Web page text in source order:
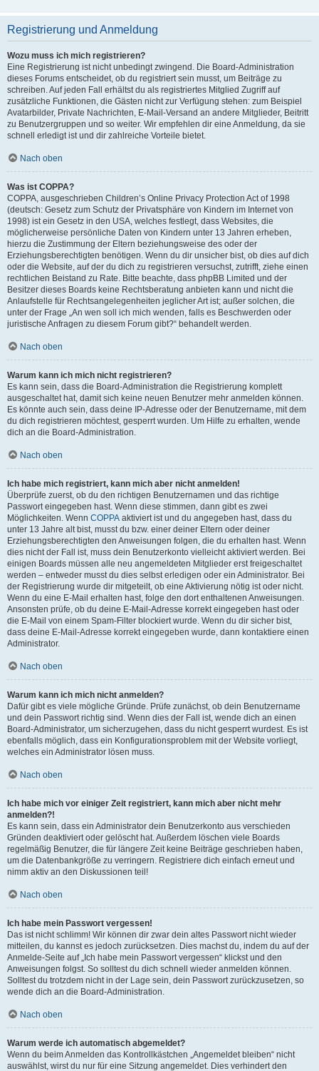
Registrierung und Anmeldung
Wozu muss ich mich registrieren?
Eine Registrierung ist nicht unbedingt zwingend. Die Board-Administration
dieses Forums entscheidet, ob du registriert sein musst, um Beiträge zu
schreiben. Auf jeden Fall erhältst du als registriertes Mitglied Zugriff auf
zusätzliche Funktionen, die Gästen nicht zur Verfügung stehen: zum Beispiel
Avatarbilder, Private Nachrichten, E-Mail-Versand an andere Mitglieder, Beitritt
zu Benutzergruppen und so weiter. Wir empfehlen dir eine Anmeldung, da sie
schnell erledigt ist und dir zahlreiche Vorteile bietet.
Nach oben
Was ist COPPA?
COPPA, ausgeschrieben Children’s Online Privacy Protection Act of 1998
(deutsch: Gesetz zum Schutz der Privatsphäre von Kindern im Internet von
1998) ist ein Gesetz in den USA, welches festlegt, dass Websites, die
möglicherweise persönliche Daten von Kindern unter 13 Jahren erheben,
hierzu die Zustimmung der Eltern beziehungsweise des oder der
Erziehungsberechtigten benötigen. Wenn du dir unsicher bist, ob dies auf dich
oder die Website, auf der du dich zu registrieren versuchst, zutrifft, ziehe einen
rechtlichen Beistand zu Rate. Bitte beachte, dass phpBB Limited und der
Besitzer dieses Boards keine Rechtsberatung anbieten kann und nicht die
Anlaufstelle für Rechtsangelegenheiten jeglicher Art ist; außer solchen, die
unter der Frage „An wen soll ich mich wenden, falls es Beschwerden oder
juristische Anfragen zu diesem Forum gibt?“ behandelt werden.
Nach oben
Warum kann ich mich nicht registrieren?
Es kann sein, dass die Board-Administration die Registrierung komplett
ausgeschaltet hat, damit sich keine neuen Benutzer mehr anmelden können.
Es könnte auch sein, dass deine IP-Adresse oder der Benutzername, mit dem
du dich registrieren möchtest, gesperrt wurden. Um Hilfe zu erhalten, wende
dich an die Board-Administration.
Nach oben
Ich habe mich registriert, kann mich aber nicht anmelden!
Überprüfe zuerst, ob du den richtigen Benutzernamen und das richtige
Passwort eingegeben hast. Wenn diese stimmen, dann gibt es zwei
Möglichkeiten. Wenn COPPA aktiviert ist und du angegeben hast, dass du
unter 13 Jahre alt bist, musst du bzw. einer deiner Eltern oder deiner
Erziehungsberechtigten den Anweisungen folgen, die du erhalten hast. Wenn
dies nicht der Fall ist, muss dein Benutzerkonto vielleicht aktiviert werden. Bei
einigen Boards müssen alle neu angemeldeten Mitglieder erst freigeschaltet
werden – entweder musst du dies selbst erledigen oder ein Administrator. Bei
der Registrierung wurde dir mitgeteilt, ob eine Aktivierung nötig ist oder nicht.
Wenn du eine E-Mail erhalten hast, folge den dort enthaltenen Anweisungen.
Ansonsten prüfe, ob du deine E-Mail-Adresse korrekt eingegeben hast oder
die E-Mail von einem Spam-Filter blockiert wurde. Wenn du dir sicher bist,
dass deine E-Mail-Adresse korrekt eingegeben wurde, dann kontaktiere einen
Administrator.
Nach oben
Warum kann ich mich nicht anmelden?
Dafür gibt es viele mögliche Gründe. Prüfe zunächst, ob dein Benutzername
und dein Passwort richtig sind. Wenn dies der Fall ist, wende dich an einen
Board-Administrator, um sicherzugehen, dass du nicht gesperrt wurdest. Es ist
ebenfalls möglich, dass ein Konfigurationsproblem mit der Website vorliegt,
welches ein Administrator lösen muss.
Nach oben
Ich habe mich vor einiger Zeit registriert, kann mich aber nicht mehr
anmelden?!
Es kann sein, dass ein Administrator dein Benutzerkonto aus verschieden
Gründen deaktiviert oder gelöscht hat. Außerdem löschen viele Boards
regelmäßig Benutzer, die für längere Zeit keine Beiträge geschrieben haben,
um die Datenbankgröße zu verringern. Registriere dich einfach erneut und
nimm aktiv an den Diskussionen teil!
Nach oben
Ich habe mein Passwort vergessen!
Das ist nicht schlimm! Wir können dir zwar dein altes Passwort nicht wieder
mitteilen, du kannst es jedoch zurücksetzen. Dies machst du, indem du auf der
Anmelde-Seite auf „Ich habe mein Passwort vergessen“ klickst und den
Anweisungen folgst. So solltest du dich schnell wieder anmelden können.
Solltest du trotzdem nicht in der Lage sein, dein Passwort zurückzusetzen, so
wende dich an die Board-Administration.
Nach oben
Warum werde ich automatisch abgemeldet?
Wenn du beim Anmelden das Kontrollkästchen „Angemeldet bleiben“ nicht
auswählst, wirst du nur für eine Sitzung angemeldet. Dies verhindert den